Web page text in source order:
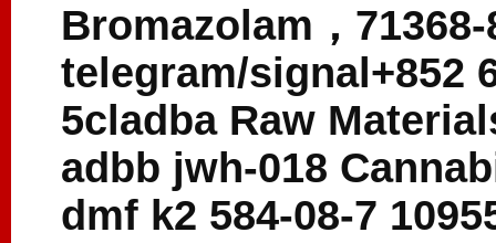
Bromazolam，71368-
telegram/signal+852
5cladba Raw
adbb jwh-018
dmf k2 584-08-7